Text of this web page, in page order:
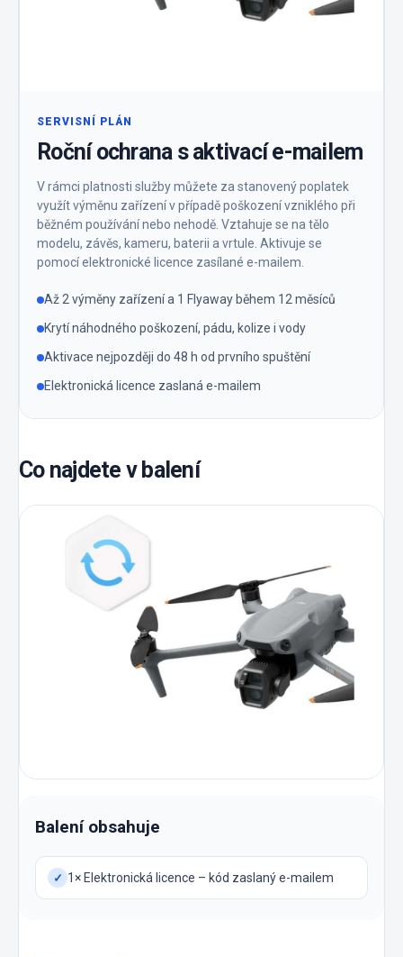
SERVISNÍ PLÁN
Roční ochrana s aktivací e-mailem
V rámci platnosti služby můžete za stanovený poplatek
využít výměnu zařízení v případě poškození vzniklého při
běžném používání nebo nehodě. Vztahuje se na tělo
modelu, závěs, kameru, baterii a vrtule. Aktivuje se
pomocí elektronické licence zasílané e-mailem.
Až 2 výměny zařízení a 1 Flyaway během 12 měsíců
Krytí náhodného poškození, pádu, kolize i vody
Aktivace nejpozději do 48 h od prvního spuštění
Elektronická licence zaslaná e-mailem
Co najdete v balení
Balení obsahuje
✓ 1× Elektronická licence – kód zaslaný e-mailem